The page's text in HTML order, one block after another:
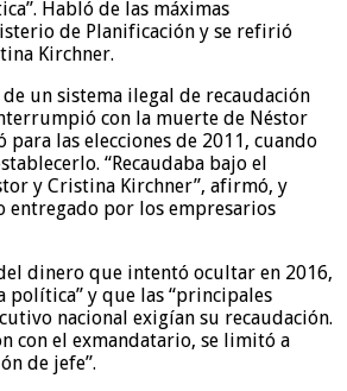
Habló de las máximas
de Planificación y se refirió
Kirchner.
un sistema ilegal de recaudación
con la muerte de Néstor
para las elecciones de 2011, cuando
“Recaudaba bajo el
y Cristina Kirchner”, afirmó, y
entregado por los empresarios
dinero que intentó ocultar en 2016,
política” y que las “principales
nacional exigían su recaudación.
con el exmandatario, se limitó a
de jefe”.